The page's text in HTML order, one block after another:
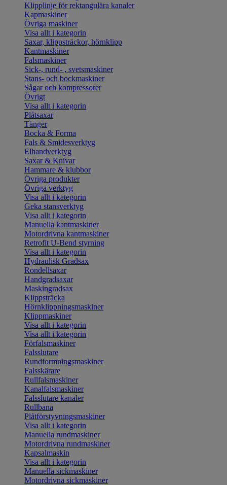
Klipplinje för rektangulära kanaler
Kapmaskiner
Övriga maskiner
Visa allt i kategorin
Saxar, klippsträckor, hörnklipp
Kantmaskiner
Falsmaskiner
Sick-, rund- , svetsmaskiner
Stans- och bockmaskiner
Sågar och kompressorer
Övrigt
Visa allt i kategorin
Plåtsaxar
Tänger
Bocka & Forma
Fals & Smidesverktyg
Elhandverktyg
Saxar & Knivar
Hammare & klubbor
Övriga produkter
Övriga verktyg
Visa allt i kategorin
Geka stansverktyg
Visa allt i kategorin
Manuella kantmaskiner
Motordrivna kantmaskiner
Retrofit U-Bend styrning
Visa allt i kategorin
Hydraulisk Gradsax
Rondellsaxar
Handgradsaxar
Maskingradsax
Klippsträcka
Hörnklippningsmaskiner
Klippmaskiner
Visa allt i kategorin
Visa allt i kategorin
Förfalsmaskiner
Falsslutare
Rundformningsmaskiner
Falsskärare
Rullfalsmaskiner
Kanalfalsmaskiner
Falsslutare kanaler
Rullbana
Plåtförstyvningsmaskiner
Visa allt i kategorin
Manuella rundmaskiner
Motordrivna rundmaskiner
Kapsalmaskin
Visa allt i kategorin
Manuella sickmaskiner
Motordrivna sickmaskiner